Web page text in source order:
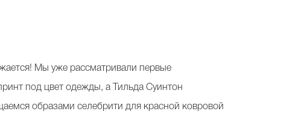
Мы уже рассматривали первые
под цвет одежды, а Тильда Суинтон
образами селебрити для красной ковровой